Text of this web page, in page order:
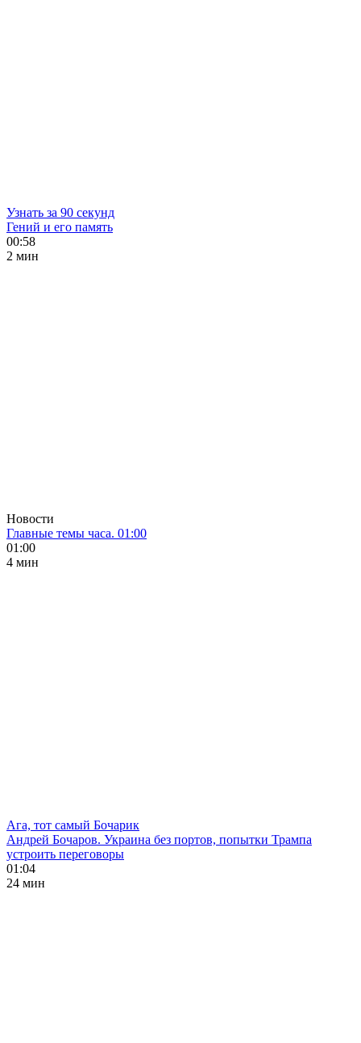
Узнать за 90 секунд
Гений и его память
00:58
2 мин
Новости
Главные темы часа. 01:00
01:00
4 мин
Ага, тот самый Бочарик
Андрей Бочаров. Украина без портов, попытки Трампа
устроить переговоры
01:04
24 мин